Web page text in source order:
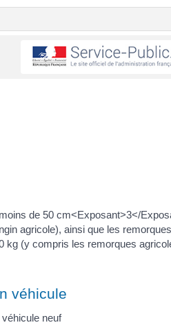
de 50 cm<Exposant>3</
agricole), ainsi que les
kg (y compris les remorques
véhicule
véhicule neuf